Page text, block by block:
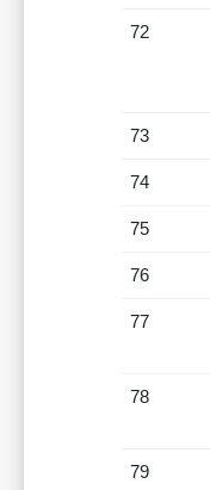
72
73
74
75
76
77
78
79